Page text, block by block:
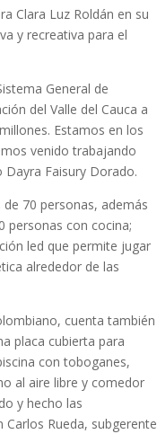
Clara Luz Roldán en su
y recreativa para el
General de
del Valle del Cauca a
Estamos en los
venido trabajando
Faisury Dorado.
70 personas, además
personas con cocina;
led que permite jugar
alrededor de las
cuenta también
placa cubierta para
con toboganes,
al aire libre y comedor
y hecho las
Carlos Rueda, subgerente